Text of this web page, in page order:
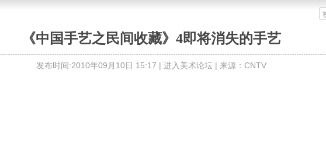
《中国手艺之民间收藏》4即将消失的手艺
发布时间:2010年09月10日 15:17 | 进入美术论坛 | 来源：CNTV